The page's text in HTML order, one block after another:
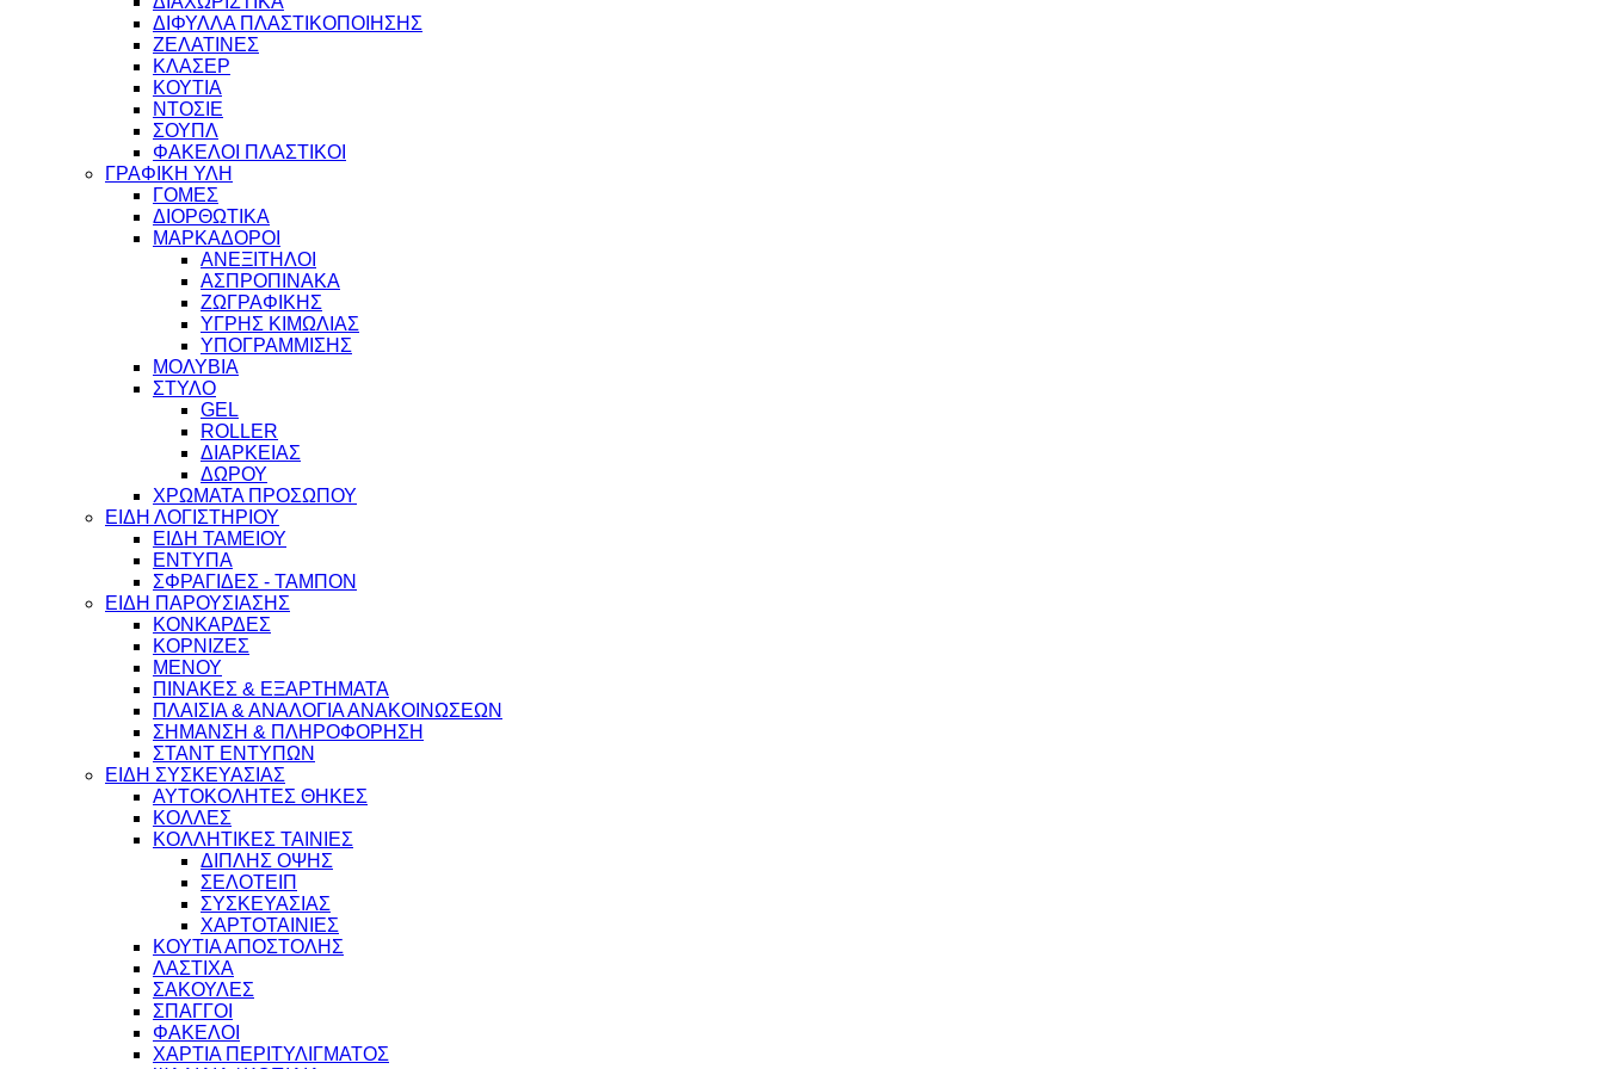
ΔΙΦΥΛΛΑ ΠΛΑΣΤΙΚΟΠΟΙΗΣΗΣ
ΖΕΛΑΤΙΝΕΣ
ΚΛΑΣΕΡ
ΚΟΥΤΙΑ
ΝΤΟΣΙΕ
ΣΟΥΠΛ
ΦΑΚΕΛΟΙ ΠΛΑΣΤΙΚΟΙ
ΓΡΑΦΙΚΗ ΥΛΗ
ΓΟΜΕΣ
ΔΙΟΡΘΩΤΙΚΑ
ΜΑΡΚΑΔΟΡΟΙ
ΑΝΕΞΙΤΗΛΟΙ
ΑΣΠΡΟΠΙΝΑΚΑ
ΖΩΓΡΑΦΙΚΗΣ
ΥΓΡΗΣ ΚΙΜΩΛΙΑΣ
ΥΠΟΓΡΑΜΜΙΣΗΣ
ΜΟΛΥΒΙΑ
ΣΤΥΛΟ
GEL
ROLLER
ΔΙΑΡΚΕΙΑΣ
ΔΩΡΟΥ
ΧΡΩΜΑΤΑ ΠΡΟΣΩΠΟΥ
ΕΙΔΗ ΛΟΓΙΣΤΗΡΙΟΥ
ΕΙΔΗ ΤΑΜΕΙΟΥ
ΕΝΤΥΠΑ
ΣΦΡΑΓΙΔΕΣ - ΤΑΜΠΟΝ
ΕΙΔΗ ΠΑΡΟΥΣΙΑΣΗΣ
ΚΟΝΚΑΡΔΕΣ
ΚΟΡΝΙΖΕΣ
ΜΕΝΟΥ
ΠΙΝΑΚΕΣ & ΕΞΑΡΤΗΜΑΤΑ
ΠΛΑΙΣΙΑ & ΑΝΑΛΟΓΙΑ ΑΝΑΚΟΙΝΩΣΕΩΝ
ΣΗΜΑΝΣΗ & ΠΛΗΡΟΦΟΡΗΣΗ
ΣΤΑΝΤ ΕΝΤΥΠΩΝ
ΕΙΔΗ ΣΥΣΚΕΥΑΣΙΑΣ
ΑΥΤΟΚΟΛΗΤΕΣ ΘΗΚΕΣ
ΚΟΛΛΕΣ
ΚΟΛΛΗΤΙΚΕΣ ΤΑΙΝΙΕΣ
ΔΙΠΛΗΣ ΟΨΗΣ
ΣΕΛΟΤΕΙΠ
ΣΥΣΚΕΥΑΣΙΑΣ
ΧΑΡΤΟΤΑΙΝΙΕΣ
ΚΟΥΤΙΑ ΑΠΟΣΤΟΛΗΣ
ΛΑΣΤΙΧΑ
ΣΑΚΟΥΛΕΣ
ΣΠΑΓΓΟΙ
ΦΑΚΕΛΟΙ
ΧΑΡΤΙΑ ΠΕΡΙΤΥΛΙΓΜΑΤΟΣ